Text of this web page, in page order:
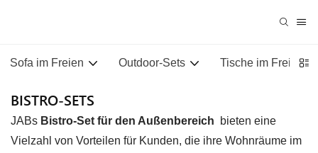
Sofa im Freien Outdoor-Sets Tische im Freien
BISTRO-SETS
JABs Bistro-Set für den Außenbereich
bieten eine
Vielzahl von Vorteilen für Kunden, die ihre Wohnräume im